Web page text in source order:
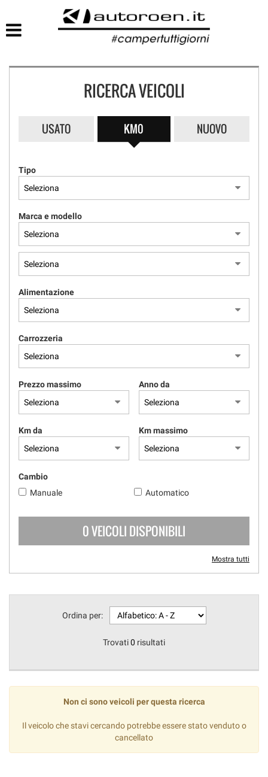
RICERCA VEICOLI
USATO KM0 NUOVO
Tipo
Marca e modello
Alimentazione
Carrozzeria
Prezzo massimo Anno da
Km da Km massimo
Cambio
Manuale
Automatico
0 VEICOLI DISPONIBILI
Mostra tutti
Ordina per:
Trovati0 risultati
Non ci sono veicoli per questa ricerca
Il veicolo che stavi cercando potrebbe essere stato venduto o
cancellato